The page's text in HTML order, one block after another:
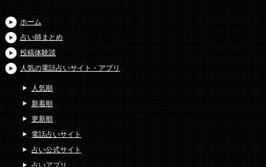
ホーム
占い師まとめ
投稿体験談
人気の電話占いサイト・アプリ
人気順
新着順
更新順
電話占いサイト
占い公式サイト
占いアプリ